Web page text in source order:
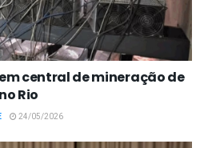
central de mineração de
Rio
24/05/2026